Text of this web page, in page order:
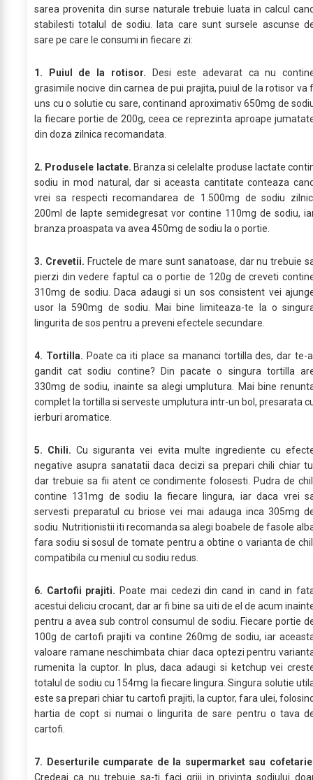
sarea provenita din surse naturale trebuie luata in calcul
stabilesti totalul de sodiu. Iata care sunt sursele ascunse
sare pe care le consumi in fiecare zi:
1. Puiul de la rotisor.
Desi este adevarat ca nu
grasimile nocive din carnea de pui prajita, puiul de la rotisor va
uns cu o solutie cu sare, continand aproximativ 650mg de
la fiecare portie de 200g, ceea ce reprezinta aproape
din doza zilnica recomandata.
2. Produsele lactate. Branza si celelalte produse lactate
sodiu in mod natural, dar si aceasta cantitate conteaza
vrei sa respecti recomandarea de 1.500mg de sodiu
200ml de lapte semidegresat vor contine 110mg de sodiu,
branza proaspata va avea 450mg de sodiu la o portie.
3. Crevetii. Fructele de mare sunt sanatoase, dar nu trebuie
pierzi din vedere faptul ca o portie de 120g de creveti
310mg de sodiu. Daca adaugi si un sos consistent vei
usor la 590mg de sodiu. Mai bine limiteaza-te la o
lingurita de sos pentru a preveni efectele secundare.
4. Tortilla. Poate ca iti place sa mananci tortilla des, dar te-
gandit cat sodiu contine? Din pacate o singura tortilla
330mg de sodiu, inainte sa alegi umplutura. Mai bine
complet la tortilla si serveste umplutura intr-un bol, presarata
ierburi aromatice.
5. Chili.Cu siguranta vei evita multe ingrediente cu
negative asupra sanatatii daca decizi sa prepari chili chiar
dar trebuie sa fii atent ce condimente folosesti. Pudra de
contine 131mg de sodiu la fiecare lingura, iar daca vrei
servesti preparatul cu briose vei mai adauga inca 305mg
sodiu. Nutritionistii iti recomanda sa alegi boabele de fasole
fara sodiu si sosul de tomate pentru a obtine o varianta de
compatibila cu meniul cu sodiu redus.
6. Cartofii prajiti. Poate mai cedezi din cand in cand in
acestui deliciu crocant, dar ar fi bine sa uiti de el de acum
pentru a avea sub control consumul de sodiu. Fiecare portie
100g de cartofi prajiti va contine 260mg de sodiu, iar
valoare ramane neschimbata chiar daca optezi pentru
rumenita la cuptor. In plus, daca adaugi si ketchup vei
totalul de sodiu cu 154mg la fiecare lingura. Singura solutie
este sa prepari chiar tu cartofi prajiti, la cuptor, fara ulei,
hartia de copt si numai o lingurita de sare pentru o tava
cartofi.
7. Deserturile cumparate de la supermarket sau
Credeai ca nu trebuie sa-ti faci griji in privinta sodiului